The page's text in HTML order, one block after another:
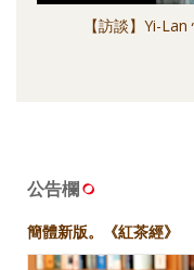
【訪談】Yi-
公告欄
簡體新版。《紅茶經》